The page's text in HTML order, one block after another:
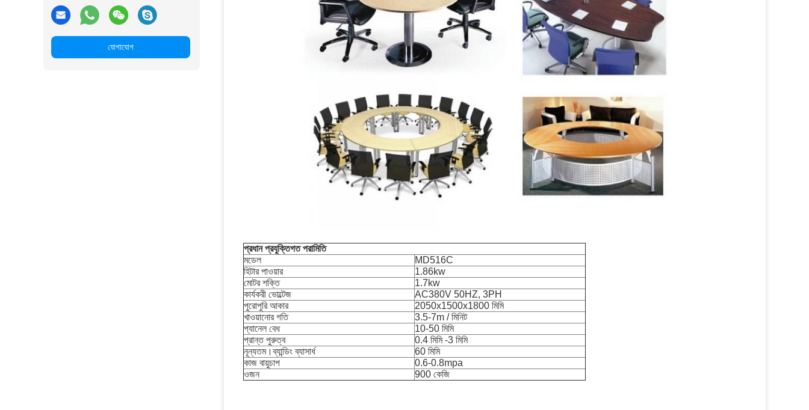
যোগাযোগ
প্রধান প্রযুক্তিগত পরামিতি
মডেল
MD516C
হিটার পাওয়ার
1.86kw
মোটর শক্তি
1.7kw
কার্যকরী ভোল্টেজ
AC380V 50HZ, 3PH
পুরোপুরি আকার
2050x1500x1800 মিমি
খাওয়ানোর গতি
3.5-7m / মিনিট
প্যানেল বেধ
10-50 মিমি
প্রান্ত পুরুত্ব
0.4 মিমি -3 মিমি
নূন্যতম।ব্যান্ডিং ব্যাসার্ধ
60 মিমি
কাজ বায়ুচাপ
0.6-0.8mpa
ওজন
900 কেজি